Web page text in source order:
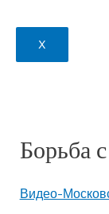
X
Борьба
Видео-